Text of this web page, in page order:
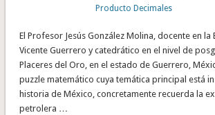
Producto Decimales
El Profesor Jesús González Molina, docente en la
Vicente Guerrero y catedrático en el nivel de
Placeres del Oro, en el estado de Guerrero,
puzzle matemático cuya temática principal está
historia de México, concretamente recuerda la
petrolera …